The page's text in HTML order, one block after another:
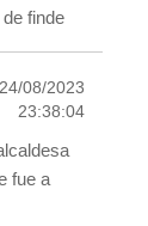
finde
24/08/2023
23:38:04
fue a